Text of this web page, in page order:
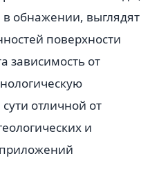
обнажении, выглядят
поверхности
зависимость от
отличной от
и